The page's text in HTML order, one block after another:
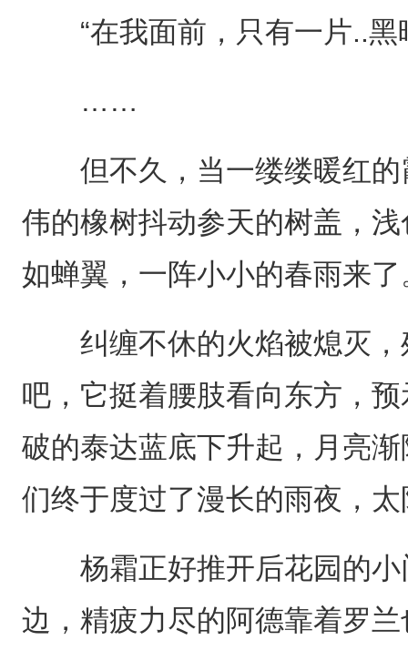
“在我面前，只有一片..黑
……
但不久，当一缕缕暖红的
伟的橡树抖动参天的树盖，
如蝉翼，一阵小小的春雨来了
纠缠不休的火焰被熄灭，
吧，它挺着腰肢看向东方，
破的泰达蓝底下升起，月亮
们终于度过了漫长的雨夜，
杨霜正好推开后花园的小
边，精疲力尽的阿德靠着罗